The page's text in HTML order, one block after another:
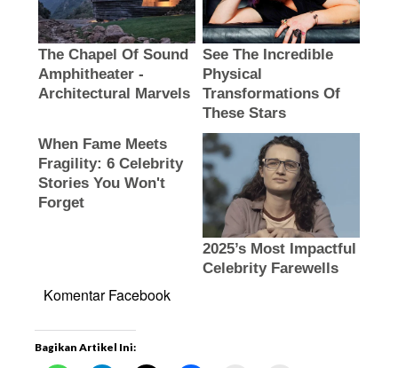
Komentar Facebook
Bagikan Artikel Ini: